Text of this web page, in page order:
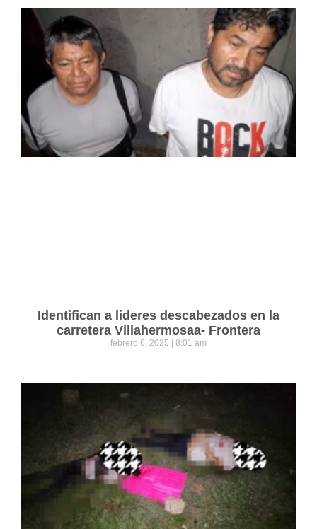
Identifican a líderes descabezados en la
carretera Villahermosaa- Frontera
febrero 6, 2025 8:01 am